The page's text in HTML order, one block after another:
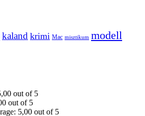
kaland krimi Mac misztikum modell